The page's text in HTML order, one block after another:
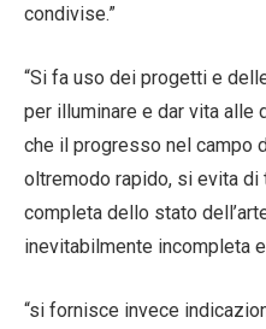
condivise.”
“Si fa uso dei progetti e
per illuminare e dar vita alle
che il progresso nel campo
oltremodo rapido, si evita di
completa dello stato
inevitabilmente incompleta
“si fornisce invece